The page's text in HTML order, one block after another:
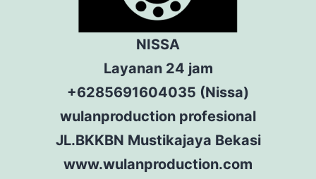
NISSA
Layanan 24 jam
+6285691604035 (Nissa)
wulanproduction profesional
JL.BKKBN Mustikajaya Bekasi
www.wulanproduction.com